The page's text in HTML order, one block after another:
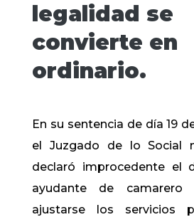
legalidad se
convierte en
ordinario.
En su sentencia de día 19
el Juzgado de lo Social
declaró improcedente el
ayudante de
ajustarse los servicios